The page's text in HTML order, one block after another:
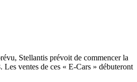
Stellantis prévoit de commencer la
ventes de ces « E-Cars » débuteront